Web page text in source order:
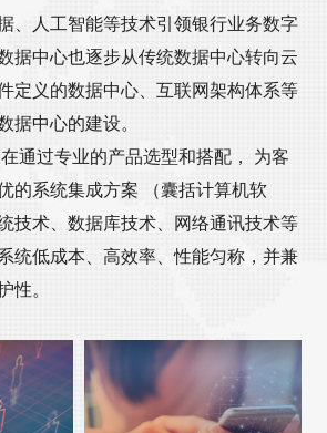
、人工智能等技术引领银行业务数字
据中心也逐步从传统数据中心转向云
定义的数据中心、互联网架构体系等
据中心的建设。
通过专业的产品选型和搭配， 为客
的系统集成方案 （囊括计算机软
技术、数据库技术、网络通讯技术等
统低成本、高效率、性能匀称，并兼
性。